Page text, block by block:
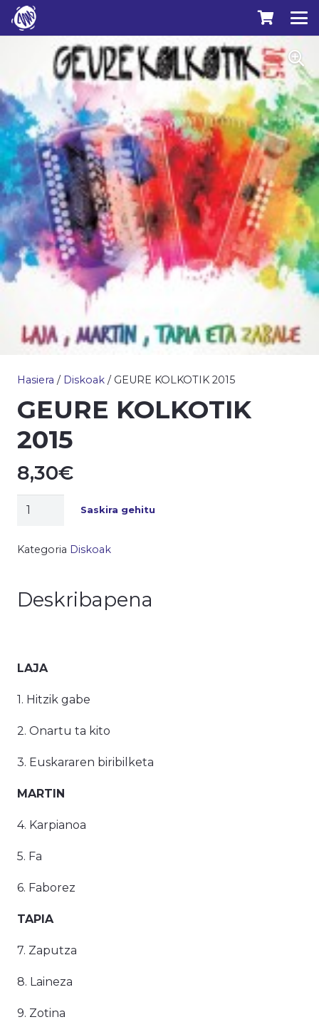
Hasiera / Diskoak / GEURE KOLKOTIK 2015
GEURE KOLKOTIK
2015
8,30€
GEURE
2015
Saskira gehitu
Kategoria Diskoak
Deskribapena
LAJA
1. Hitzik gabe
2. Onartu ta kito
3. Euskararen biribilketa
MARTIN
4. Karpianoa
5. Fa
6. Faborez
TAPIA
7. Zaputza
8. Laineza
9. Zotina